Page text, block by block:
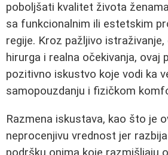
poboljšati kvalitet života
sa funkcionalnim ili estetskim
regije. Kroz pažljivo
hirurga i realna očekivanja, ovaj
pozitivno iskustvo koje vodi ka
samopouzdanju i fizičkom
Razmena iskustava, kao što je
neprocenjivu vrednost jer